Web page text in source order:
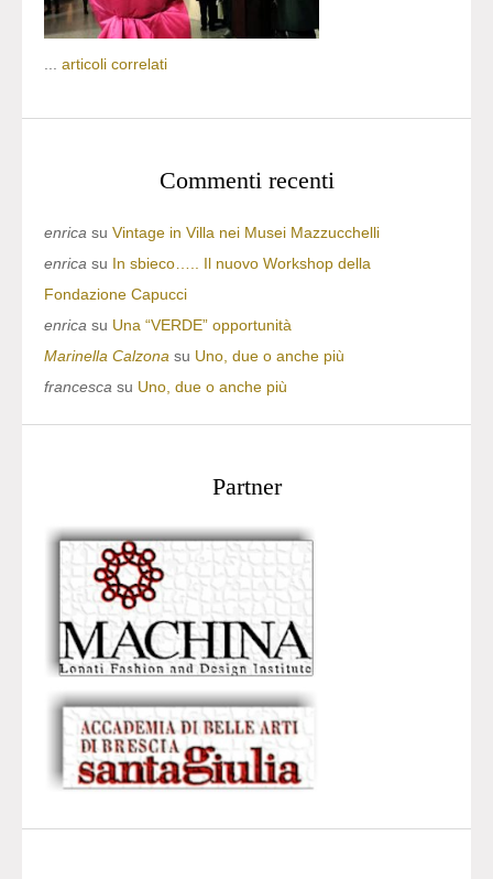
... articoli correlati
Commenti recenti
enrica su Vintage in Villa nei Musei Mazzucchelli
enrica su In sbieco….. Il nuovo Workshop della
Fondazione Capucci
enrica su Una “VERDE” opportunità
Marinella Calzona su Uno, due o anche più
francesca su Uno, due o anche più
Partner